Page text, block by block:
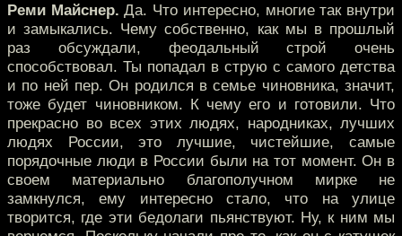
Реми Майснер. Да. Что интересно, многие так внутри
и замыкались. Чему собственно, как мы в прошлый
раз обсуждали, феодальный строй очень
способствовал. Ты попадал в струю с самого детства
и по ней пер. Он родился в семье чиновника, значит,
тоже будет чиновником. К чему его и готовили. Что
прекрасно во всех этих людях, народниках, лучших
людях России, это лучшие, чистейшие, самые
порядочные люди в России были на тот момент. Он в
своем материально благополучном мирке не
замкнулся, ему интересно стало, что на улице
творится, где эти бедолаги пьянствуют. Ну, к ним мы